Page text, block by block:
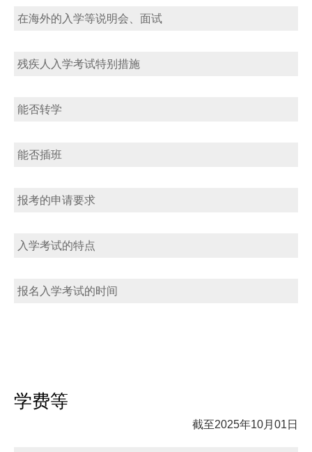
在海外的入学等说明会、面试
残疾人入学考试特别措施
能否转学
能否插班
报考的申请要求
入学考试的特点
报名入学考试的时间
学费等
截至2025年10月01日